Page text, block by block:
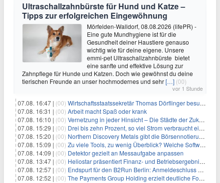
Ultraschallzahnbürste für Hund und Katze –
Tipps zur erfolgreichen Eingewöhnung
Mörfelden-Walldorf, 08.08.2026 (lifePR) -
Eine gute Mundhygiene ist für die
Gesundheit deiner Haustiere genauso
wichtig wie für deine eigene. Unsere
emmi-pet Ultraschallzahnbürste bietet
eine sanfte und effektive Lösung zur
Zahnpflege für Hunde und Katzen. Doch wie gewöhnst du deine
tierischen Freunde an unser hochmodernes und sehr[…] (00)
vor 1 Stunde
07.08. 16:47 | (00) Wirtschaftsstaatssekretär Thomas Dörflinger besucht Handwerksbetrieb im Kammerbezirk Freiburg
07.08. 16:31 | (00) Arbeit macht Spaß oder krank
07.08. 16:10 | (00) Vernetzung in jeder Hinsicht – Die Städte der Zukunft sind grün-blau
07.08. 15:29 | (00) Drei bis zehn Prozent, so viel Strom verbraucht ein Aufzug im Gebäude
07.08. 15:20 | (00) Northern Discovery Metals gibt die Börsennotierung an der Frankfurter Wertpapierbörse bekannt
07.08. 15:09 | (00) Zu viele Tools, zu wenig Überblick? Welche Software IT-Dienstleister wirklich brauchen
07.08. 14:09 | (00) Detektor gezielt an Messaufgabe anpassen
07.08. 13:47 | (00) Heliostar präsentiert Finanz- und Betriebsergebnis für das zweite Quartal 2026 mit Goldproduktion und Barreserven in Rekordhöhe
07.08. 12:57 | (00) Endspurt für den B2Run Berlin: Anmeldeschluss am 26. August
07.08. 12:52 | (00) The Payments Group Holding erzielt deutliche Fortschritte bei ihren AI-Projekten